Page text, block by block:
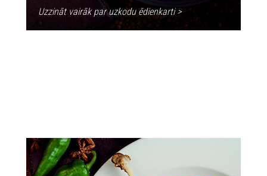
Uzzināt vairāk par uzkodu ēdienkarti >